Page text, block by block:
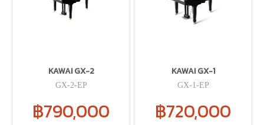
KAWAI GX-2
GX-2-EP
฿790,000
KAWAI GX-1
GX-1-EP
฿720,000